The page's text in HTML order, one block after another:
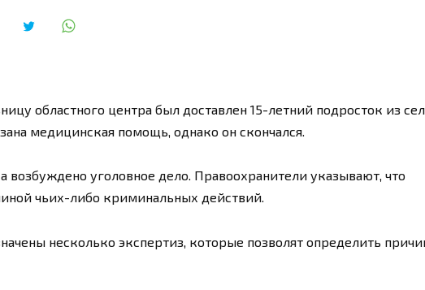
областного центра был доставлен 15-летний подросток из
медицинская помощь, однако он скончался.
возбуждено уголовное дело. Правоохранители указывают, что
чьих-либо криминальных действий.
несколько экспертиз, которые позволят определить